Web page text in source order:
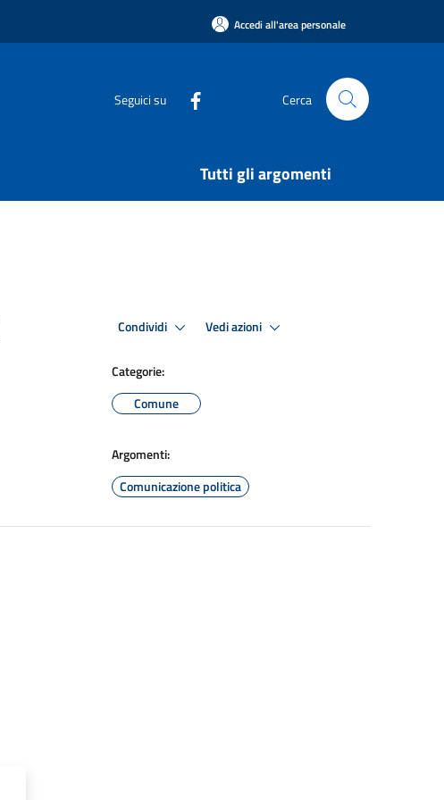
Accedi all'area personale
Seguici su Cerca
Tutti gli argomenti
Condividi Vedi azioni
Categorie:
Comune
Argomenti:
Comunicazione politica